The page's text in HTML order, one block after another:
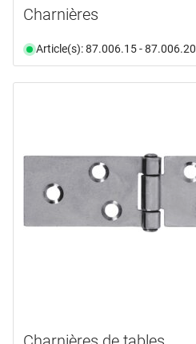
Charnières
Article(s): 87.006.15 - 87.006.20